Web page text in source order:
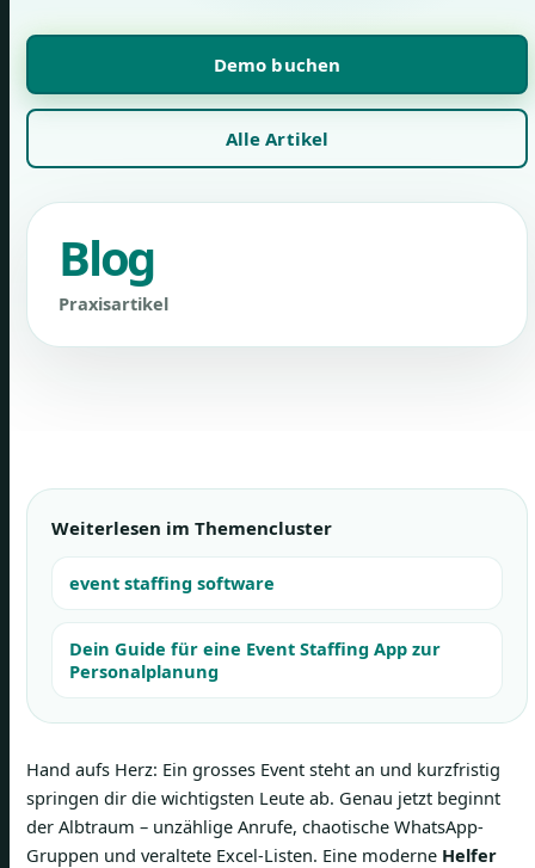
Demo buchen
Alle Artikel
Blog
Praxisartikel
Weiterlesen im Themencluster
event staffing software
Dein Guide für eine Event Staffing App zur
Personalplanung
Hand aufs Herz: Ein grosses Event steht an und kurzfristig
springen dir die wichtigsten Leute ab. Genau jetzt beginnt
der Albtraum – unzählige Anrufe, chaotische WhatsApp-
Gruppen und veraltete Excel-Listen. Eine moderne Helfer